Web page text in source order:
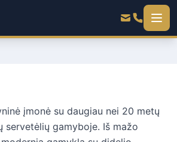
įmonė su daugiau nei 20 metų
servetėlių gamyboje. Iš mažo